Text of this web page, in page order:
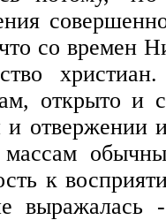
со времен
открыто и
и отвержении
к
выражалась